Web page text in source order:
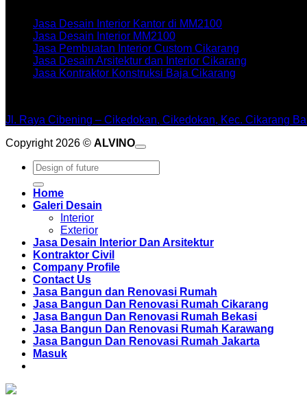
Jasa Desain Interior Kantor di MM2100
Jasa Desain Interior MM2100
Jasa Pembuatan Interior Custom Cikarang
Jasa Desain Arsitektur dan Interior Cikarang
Jasa Kontraktor Konstruksi Baja Cikarang
Jl. Raya Cibening – Cikedokan, Cikedokan, Kec. Cikarang
Copyright 2026 © ALVINO
Pencarian
untuk:
Home
Galeri Desain
Interior
Exterior
Jasa Desain Interior Dan Arsitektur
Kontraktor Civil
Company Profile
Contact Us
Jasa Bangun dan Renovasi Rumah
Jasa Bangun Dan Renovasi Rumah Cikarang
Jasa Bangun Dan Renovasi Rumah Bekasi
Jasa Bangun Dan Renovasi Rumah Karawang
Jasa Bangun Dan Renovasi Rumah Jakarta
Masuk